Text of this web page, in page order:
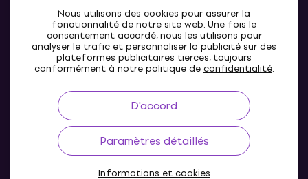
Nous utilisons des cookies pour assurer la
fonctionnalité de notre site web. Une fois le
consentement accordé, nous les utilisons pour
analyser le trafic et personnaliser la publicité sur des
plateformes publicitaires tierces, toujours
conformément à notre politique deconfidentialité.
D'accord
Paramètres détaillés
Informations et cookies
LU